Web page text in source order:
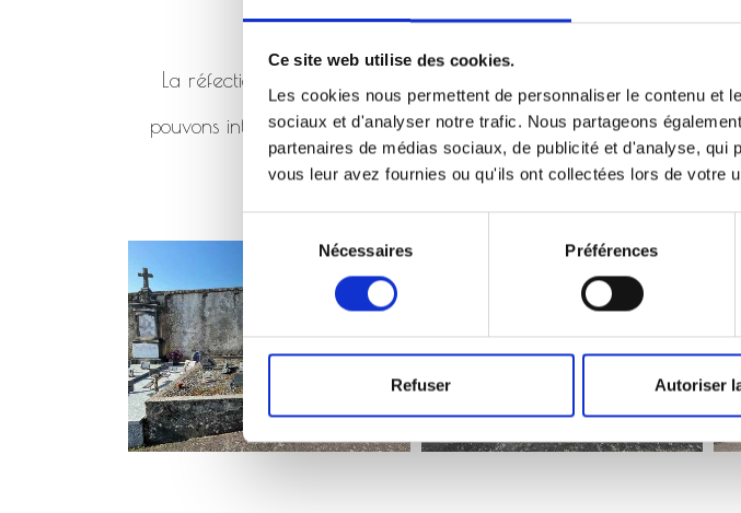
Ce site web utilise des cookies.
Les cookies nous permettent de personnaliser le contenu et
sociaux et d'analyser notre trafic. Nous partageons
partenaires de médias sociaux, de publicité et d'analyse,
vous leur avez fournies ou qu'ils ont collectées lors de votre
consentement
Nécessaires Préférences
Refuser Autoriser
Réfection
La réfection de monument consiste à remettre au goût du jour
pouvons intervenir en réfection de monument pour un très grand
Monument qui s’affaisse,